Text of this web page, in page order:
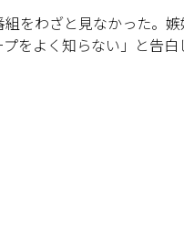
をわざと見なかった。
をよく知らない」と告白